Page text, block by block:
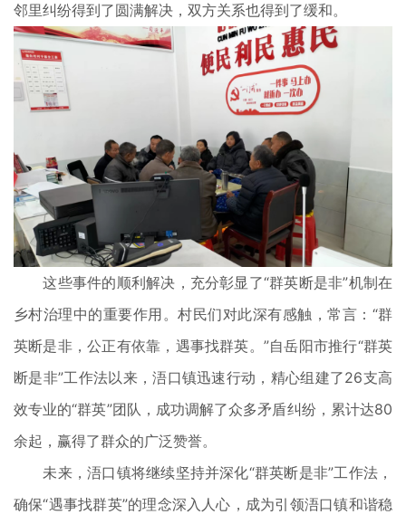
邻里纠纷得到了圆满解决，双方关系也得到了缓和。
这些事件的顺利解决，充分彰显了“群英断是非”机制在
乡村治理中的重要作用。村民们对此深有感触，常言：“群
英断是非，公正有依靠，遇事找群英。”自岳阳市推行“群英
断是非”工作法以来，浯口镇迅速行动，精心组建了26支高
效专业的“群英”团队，成功调解了众多矛盾纠纷，累计达80
余起，赢得了群众的广泛赞誉。
未来，浯口镇将继续坚持并深化“群英断是非”工作法，
确保“遇事找群英”的理念深入人心，成为引领浯口镇和谐稳